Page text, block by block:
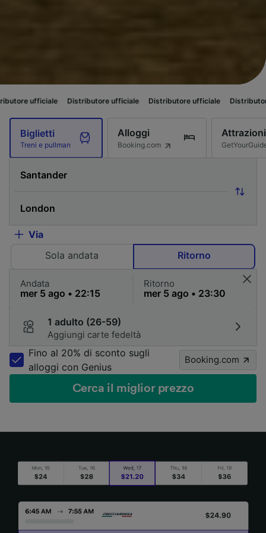
Distributore ufficiale Distributore ufficiale Distributore ufficiale
Biglietti
Treni e pullman
Alloggi
Booking.com
Attrazioni
Via
Sola andata
Ritorno
Andata Ritorno
1 adulto (26-59)
Aggiungi carte fedeltà
Fino al 20% di sconto sugli
alloggi con Genius
Booking.com
Cerca il miglior prezzo